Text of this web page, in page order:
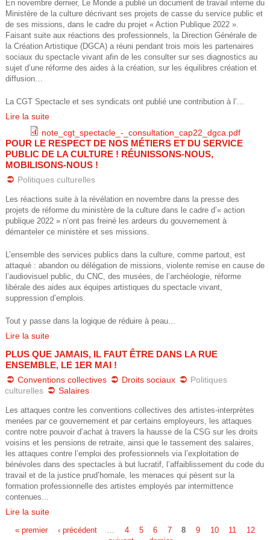
En novembre dernier, Le Monde a publié un document de travail interne du
Ministère de la culture décrivant ses projets de casse du service public et
de ses missions, dans le cadre du projet « Action Publique 2022 ».
Faisant suite aux réactions des professionnels, la Direction Générale de
la Création Artistique (DGCA) a réuni pendant trois mois les partenaires
sociaux du spectacle vivant afin de les consulter sur ses diagnostics au
sujet d’une réforme des aides à la création, sur les équilibres création et
diffusion…
La CGT Spectacle et ses syndicats ont publié une contribution à l’...
Lire la suite
n
o
t
e
_
c
g
t
_
s
p
e
c
t
a
note_cgt_spectacle_-_consultation_cap22_dgca.pdf
POUR LE RESPECT DE NOS MÉTIERS ET DU SERVICE
PUBLIC DE LA CULTURE ! RÉUNISSONS-NOUS,
MOBILISONS-NOUS !
Politiques culturelles
Les réactions suite à la révélation en novembre dans la presse des
projets de réforme du ministère de la culture dans le cadre d’« action
publique 2022 » n’ont pas freiné les ardeurs du gouvernement à
démanteler ce ministère et ses missions.
L’ensemble des services publics dans la culture, comme partout, est
attaqué : abandon ou délégation de missions, violente remise en cause de
l’audiovisuel public, du CNC, des musées, de l’archéologie, réforme
libérale des aides aux équipes artistiques du spectacle vivant,
suppression d’emplois.
Tout y passe dans la logique de réduire à peau...
Lire la suite
PLUS QUE JAMAIS, IL FAUT ÊTRE DANS LA RUE
ENSEMBLE, LE 1ER MAI !
Conventions collectives Droits sociaux
Politiques
culturelles
Salaires
Les attaques contre les conventions collectives des artistes-interprètes
menées par ce gouvernement et par certains employeurs, les attaques
contre notre pouvoir d’achat à travers la hausse de la CSG sur les droits
voisins et les pensions de retraite, ainsi que le tassement des salaires,
les attaques contre l’emploi des professionnels via l’exploitation de
bénévoles dans des spectacles à but lucratif, l’affaiblissement du code du
travail et de la justice prud’homale, les menaces qui pèsent sur la
formation professionnelle des artistes employés par intermittence
contenues...
Lire la suite
« premier ‹ précédent … 4 5 6 7 8 9 10 11
12